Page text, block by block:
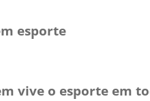
esporte
vive o esporte em